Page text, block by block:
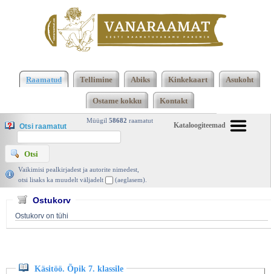
7. klassile, Valgus 1995 | vanaraamat. ee
Raamatud Tellimine Abiks Kinkekaart Asukoht
Ostame kokku Kontakt
Kataloogiteemad
Müügil 58682 raamatut
Otsi raamatut
Vaikimisi pealkirjadest ja autorite nimedest,
otsi lisaks ka muudelt väljadelt
(aeglasem).
Ostukorv
Ostukorv on tühi
Käsitöö. Õpik 7. klassile